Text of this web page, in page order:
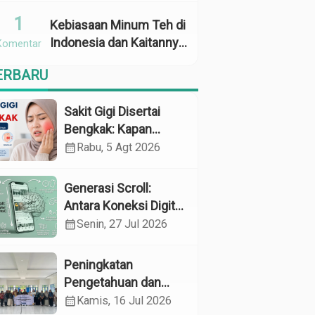
Kebiasaan Minum Teh di
Indonesia dan Kaitannya
Anemia
1
Sakit Gigi Disertai
Bengkak: Kapan
Harus Khawatir dan
Dilakukan?
calendar_monthRabu, 5 Agt 2026
Generasi Scroll:
Antara Koneksi Digital
dan Kerapuhan
calendar_monthSenin, 27 Jul 2026
Peningkatan
Pengetahuan dan
Perilaku Pemeliharaan
calendar_monthKamis, 16 Jul 2026